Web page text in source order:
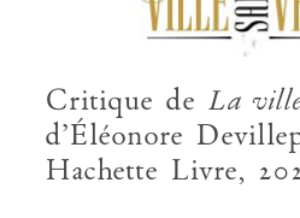
Critique de La
d’Éléonore
Hachette Livre,